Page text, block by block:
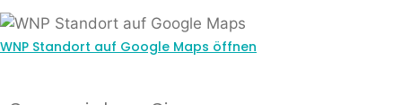
WNP Standort auf Google Maps öffnen